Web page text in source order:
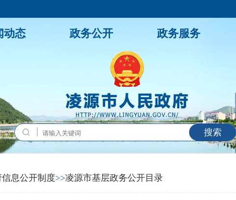
动态 政务公开 政务服务
搜索
息公开制度>>凌源市基层政务公开目录